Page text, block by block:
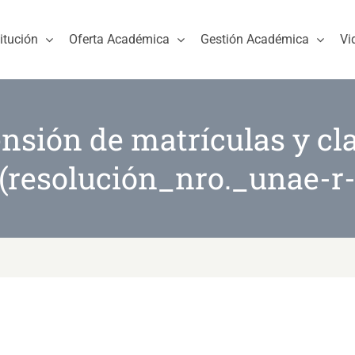
Oferta Académica Gestión Académica
de matrículas y